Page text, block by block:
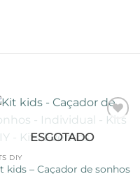
à lista de
ESGOTADO
DIY
kids – Caçador de sonhos